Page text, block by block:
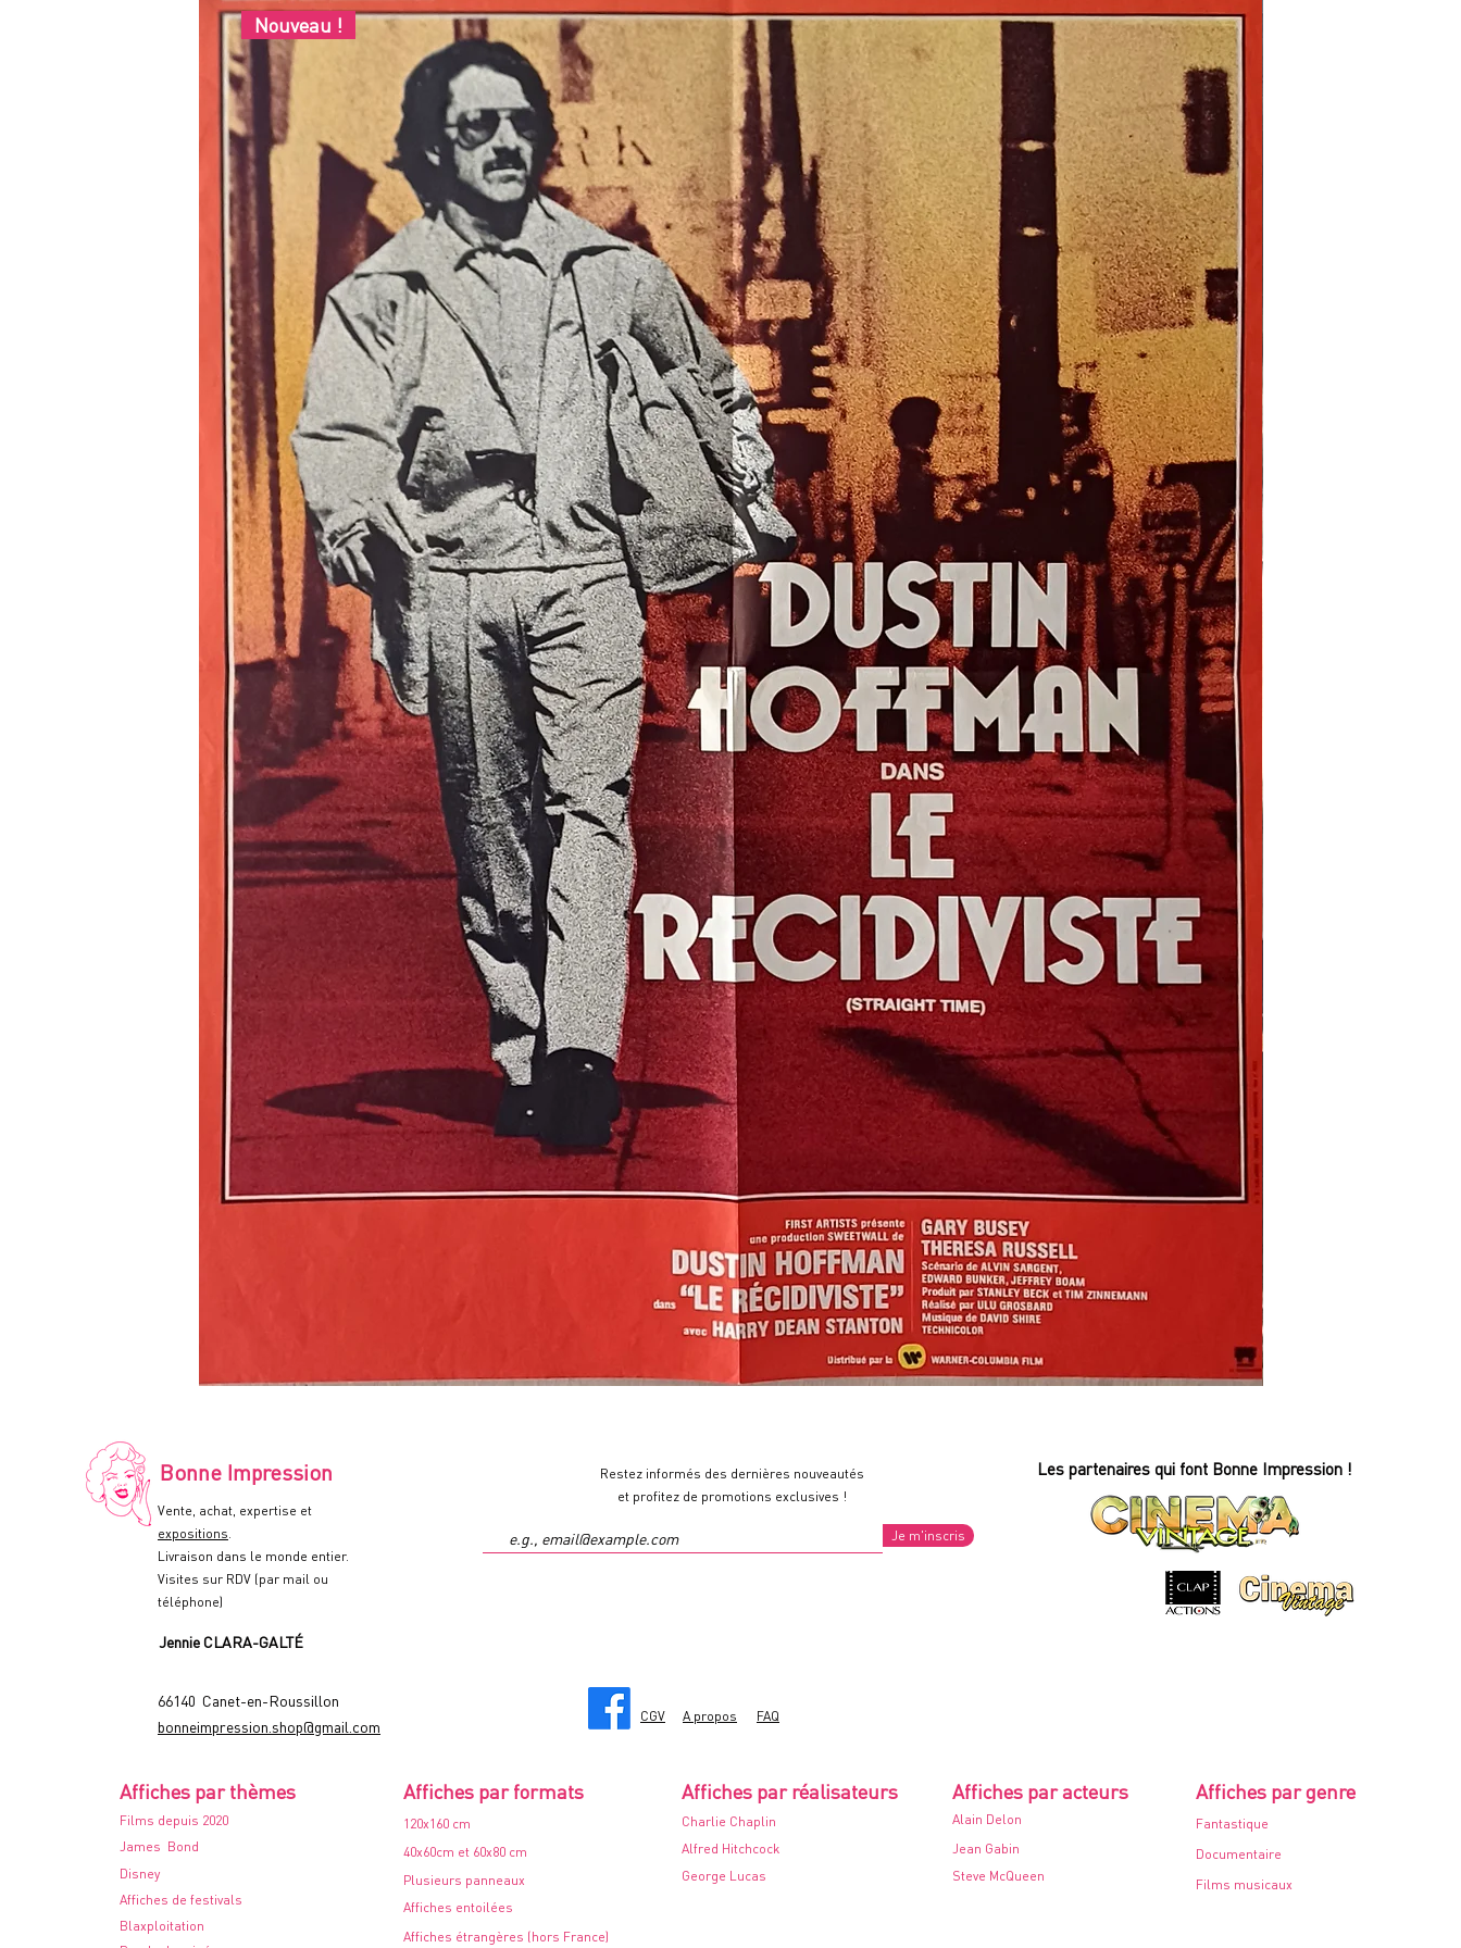
Nouveau !
60x80cm.
Affiche
de
-
60x80cm.
-
1968
Bonne Impression
Vente, achat, expertise et
expositions
Livraison dans le monde entier.
Visites sur RDV (par mail ou
téléphone)
Jennie CLARA-GALTÉ
Restez informés des dernières nouveautés
et profitez de promotions exclusives !
Je m'inscris
Les partenaires qui font Bonne Impression !
66140 Canet-en-Roussillon
bonneimpression.shop@gmail.com
CGV A propos FAQ
Affiches par thèmes
Films depuis 2020
James Bond
Disney
Affiches de festivals
Blaxploitation
Affiches par formats
120x160 cm
40x60cm et 60x80 cm
Plusieurs panneaux
Affiches entoilées
Affiches étrangères (hors France)
Affiches par réalisateurs
Charlie Chaplin
Alfred Hitchcock
George Lucas
Affiches par acteurs
Alain Delon
Jean Gabin
Steve McQueen
Affiches par genre
Fantastique
Documentaire
Films musicaux